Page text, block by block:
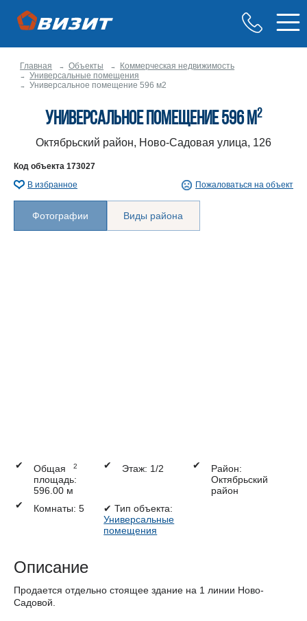
Главная Объекты
Коммерческая недвижимость
Универсальные помещения
Универсальное помещение 596 м2
Универсальное помещение 596 м2
Октябрьский район, Ново-Садовая улица, 126
Код объекта 173027
В избранное
Пожаловаться на объект
Фотографии Виды района
✔
Общая
площадь:
596.00 м
2 ✔ Этаж: 1/2 ✔
Район:
Октябрьский
район
✔
Комнаты: 5 ✔ Тип объекта:
Универсальные
помещения
Описание
Продается отдельно стоящее здание на 1 линии Ново-
Садовой.